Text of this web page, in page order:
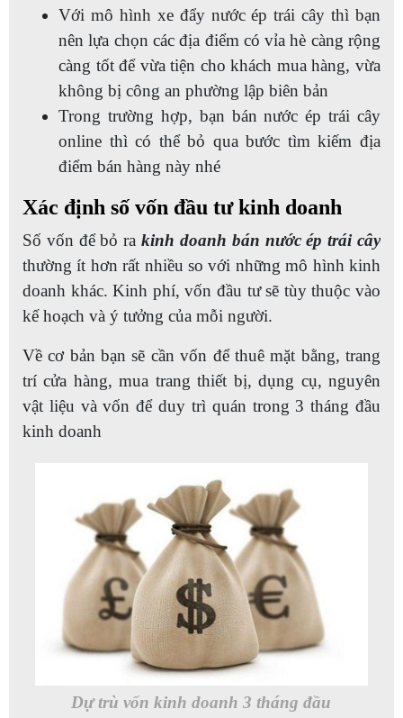
Với mô hình xe đẩy nước ép trái cây thì bạn
nên lựa chọn các địa điểm có vỉa hè càng rộng
càng tốt để vừa tiện cho khách mua hàng, vừa
không bị công an phường lập biên bản
Trong trường hợp, bạn bán nước ép trái cây
online thì có thể bỏ qua bước tìm kiếm địa
điểm bán hàng này nhé
Xác định số vốn đầu tư kinh doanh
Số vốn để bỏ rakinh doanh bán nước ép trái cây
thường ít hơn rất nhiều so với những mô hình kinh
doanh khác. Kinh phí, vốn đầu tư sẽ tùy thuộc vào
kế hoạch và ý tưởng của mỗi người.
Về cơ bản bạn sẽ cần vốn để thuê mặt bằng, trang
trí cửa hàng, mua trang thiết bị, dụng cụ, nguyên
vật liệu và vốn để duy trì quán trong 3 tháng đầu
kinh doanh
Dự trù vốn kinh doanh 3 tháng đầu